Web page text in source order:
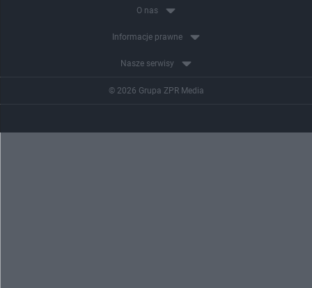
O nas
Informacje prawne
Nasze serwisy
© 2026 Grupa ZPR Media